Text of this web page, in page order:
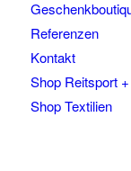
Referenzen
Kontakt
Shop Reitsport
Shop Textilien